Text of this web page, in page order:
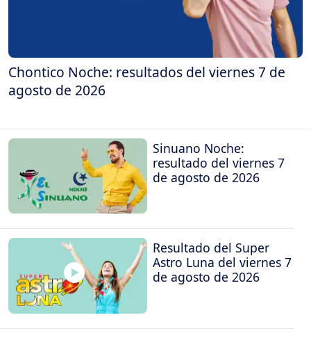
Chontico Noche: resultados del viernes 7 de
agosto de 2026
Sinuano Noche:
resultado del viernes 7
de agosto de 2026
Resultado del Super
Astro Luna del viernes 7
de agosto de 2026